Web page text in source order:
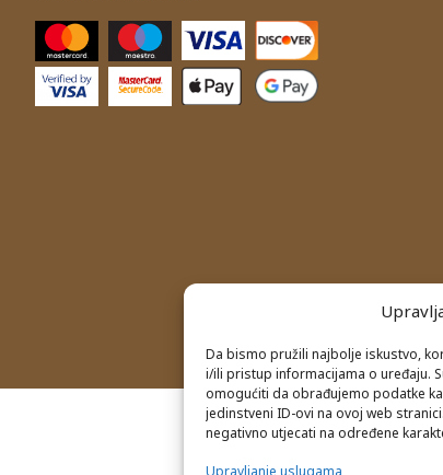
Da bismo pružili najbolje iskustvo,
i/ili pristup informacijama o uređaju.
omogućiti da obrađujemo podatke
jedinstveni ID-ovi na ovoj web
negativno utjecati na određene
Upravljanje uslugama